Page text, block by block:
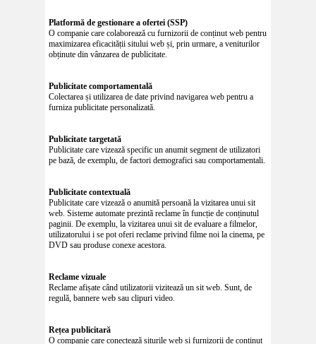
Platformă de gestionare a ofertei (SSP)
O companie care colaborează cu furnizorii de conținut web pentru
maximizarea eficacității sitului web și, prin urmare, a veniturilor
obținute din vânzarea de publicitate.
Publicitate comportamentală
Colectarea și utilizarea de date privind navigarea web pentru a
furniza publicitate personalizată.
Publicitate targetată
Publicitate care vizează specific un anumit segment de utilizatori
pe bază, de exemplu, de factori demografici sau comportamentali.
Publicitate contextuală
Publicitate care vizează o anumită persoană la vizitarea unui sit
web. Sisteme automate prezintă reclame în funcție de conținutul
paginii. De exemplu, la vizitarea unui sit de evaluare a filmelor,
utilizatorului i se pot oferi reclame privind filme noi la cinema, pe
DVD sau produse conexe acestora.
Reclame vizuale
Reclame afișate când utilizatorii vizitează un sit web. Sunt, de
regulă, bannere web sau clipuri video.
Rețea publicitară
O companie care conectează siturile web și furnizorii de conținut